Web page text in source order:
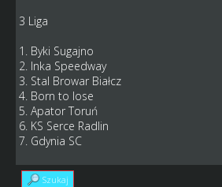
3 Liga
1. Byki Sugajno
2. Inka Speedway
3. Stal Browar Białcz
4. Born to lose
5. Apator Toruń
6. KS Serce Radlin
7. Gdynia SC
Szukaj